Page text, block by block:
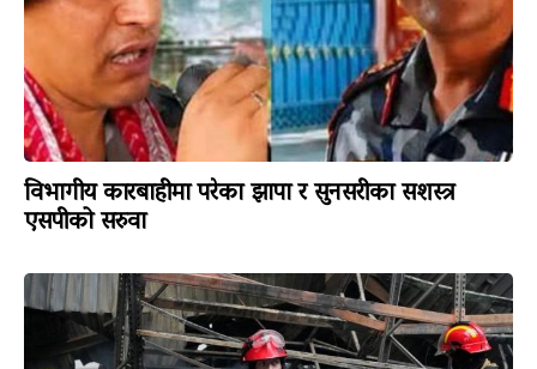
विभागीय कारबाहीमा परेका झापा र सुनसरीका सशस्त्र
एसपीको सरुवा